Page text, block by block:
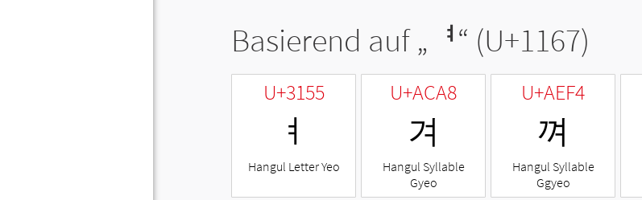
Basierend auf „ ᅧ“ (U+1167)
U+3155
ㅕ
Hangul Letter Yeo
U+ACA8
겨
Hangul Syllable
Gyeo
U+AEF4
껴
Hangul Syllable
Ggyeo